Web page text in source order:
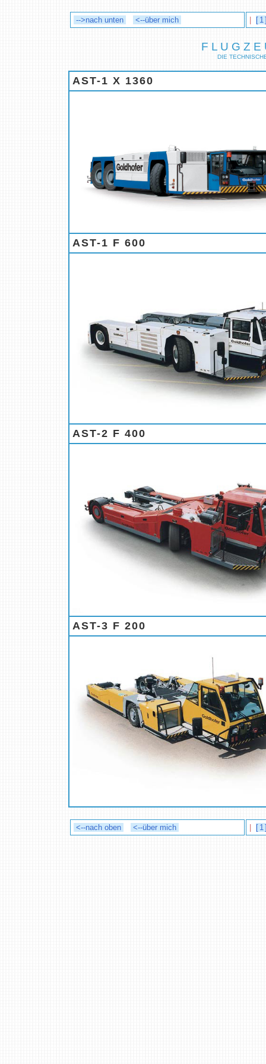
-->nach unten <--über mich
F L U G Z E
DIE
AST-1 X 1360
AST-1 F 600
AST-2 F 400
AST-3 F 200
<--nach oben <--über mich